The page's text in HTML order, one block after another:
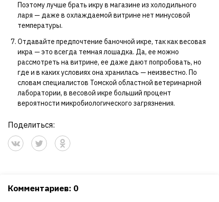
Поэтому лучше брать икру в магазине из холодильного
ларя — даже в охлаждаемой витрине нет минусовой
температуры.
Отдавайте предпочтение баночной икре, так как весовая
икра — это всегда темная лошадка. Да, ее можно
рассмотреть на витрине, ее даже дают попробовать, но
где и в каких условиях она хранилась — неизвестно. По
словам специалистов Томской областной ветеринарной
лаборатории, в весовой икре больший процент
вероятности микробиологического загрязнения.
Поделиться:
Комментариев: 0